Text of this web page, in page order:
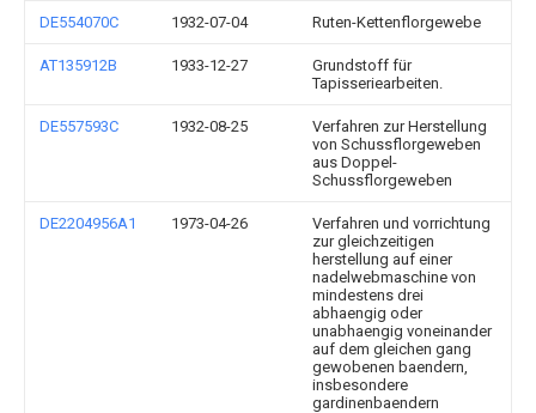
DE554070C 1932-07-04 Ruten-Kettenflorgewebe
AT135912B 1933-12-27
Grundstoff für
Tapisseriearbeiten.
DE557593C 1932-08-25
Verfahren zur Herstellung
von Schussflorgeweben
aus Doppel-
Schussflorgeweben
DE2204956A1 1973-04-26
Verfahren und vorrichtung
zur gleichzeitigen
herstellung auf einer
nadelwebmaschine von
mindestens drei
abhaengig oder
unabhaengig voneinander
auf dem gleichen gang
gewobenen baendern,
insbesondere
gardinenbaendern